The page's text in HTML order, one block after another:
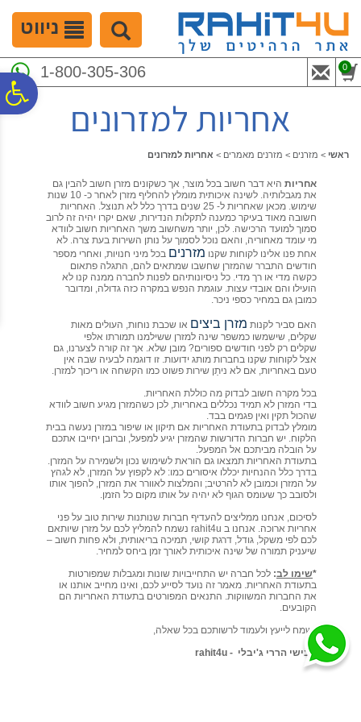
נגישות
המרכזי
ניווט
1-800-305-306 0
אחריות למזרונים
ראשי > מזרנים > מזרנים מאמרים > אחריות למזרונים
אחריות היא דבר חשוב בכל מוצר, אך כשקונים מזרן חשוב להבין גם
את מגבלותיה. לשינה איכותית מומלץ להחליף מזרן לאחר כ- 10 שנות
שימוש. מכאן שאחריות ל- 25 שנים בדרך כלל לא תנוצל. האחריות
חשובה מאוד בעיקר כמענה לתקלות הנדירות, שאם יקרו יהיה זה לרוב
סמוך למועד הרכישה. לכן, יותר משחשוב משך האחריות חשוב לוודא
מי עומד מאחוריה, והאם נוכל לסמוך על נותן השירות בעת צרה. לא
אחת פנו אלינו לקוחות שקנו מזרנים בכל מיני חנויות, ואחרי מספר
חודשים התברר שהמזרן שחשבו שמתאים להם, התגלה פתאום
כקשה מדי או רך מדי. כל ניסיונותיהם לפנות לחברה ממנה קנו לא
הועילו והם אובדי עצות. עוגמת הנפש במקרה כזה גדולה, ומדובר
כמובן גם במחיר כספי ניכר.
האם סביר לקנות מזרן ביצים או שכבת נוחות, העולים מאות
שקלים, שישמשו כמשפר שינה למזרן ששילמנו תמורתו אלפי
שקלים רק לפני חודשים ספורים? מובן שלא. אך זה קורה לצערנו, גם
אצל לקוחות שקנו בחברות מותג ידועות. זו דוגמה לבעיה שבה אין
טעם באחריות, אם לא ניתַן שירות פשוט כמו הקשחה או ריכוך למזרן.
בכל מקרה חשוב לבדוק מה כוללת האחריות.
בדי המזרן לא תמיד נכללים באחריות, לכן כשהמזרן מגיע חשוב לוודא
שהכול תקין ואין פגמים בבד.
מומלץ לבדוק בתעודת האחריות אם תיקון או שיפור במזרן נעשה בבית
הלקוח. יש חברות הדורשות שהמזרן יגיע למפעל, וברובן יחייבו אתכם
על הובלה מביתכם אל המפעל.
בתעודת האחריות תמצאו גם הוראת לשימוש נכון ולשמירה על המזרן.
בדרך כלל ההנחיות יכללו איסורים כמו: לא לקפוץ על המזרן, לא לגהץ
על המזרן וכמובן לא להרטיב; והמלצות לאוורר את המזרן, להפוך אותו
ולסובב כך שעומס הגוף לא יהיה על אותו מקום כל הזמן.
לסיכום, אנחנו ממליצים להעדיף חברות שנותנות שירות טוב על פני
אחריות ארוכה. אנחנו ב rahit4u נשמח להמליץ לכם על מזרן שיותאם
לכם לפי משקל, גודל, דרגת קושי, תמיכה בריאותית, ולא פחות חשוב –
שיעניק תמורה של שינה איכותית לאורך זמן ביחס למחיר.
*שימו לב: לכל חברה יש התחייבויות שונות ומגבלות שמפורטות
בתעודת האחריות. מאמר זה נועד לסייע לכם, ואינו מחייב אותנו או
את החברות המשווקות. התנאים המפורטים בתעודת האחריות הם
הקובעים.
נשמח לייעץ ולעמוד לרשותכם בכל שאלה,
אבישי הררי ג'יבלי - rahit4u